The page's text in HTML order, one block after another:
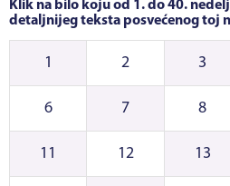
Klik na bilo koju od 1. do 40.
detaljnijeg teksta posvećenog toj
1 2 3
6 7 8
11 12 13